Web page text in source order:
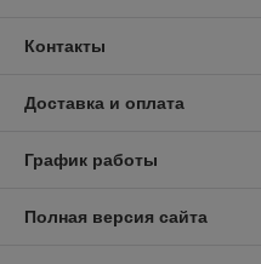
Контакты
Доставка и оплата
График работы
Полная версия сайта